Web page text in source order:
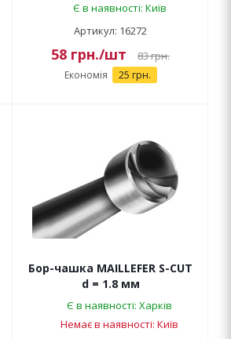
Є в наявності: Київ
Артикул: 16272
58 грн./шт 83грн.
Економія 25 грн.
Бор-чашка MAILLEFER S-CUT
d = 1.8 мм
Є в наявності: Харків
Немає в наявності: Київ